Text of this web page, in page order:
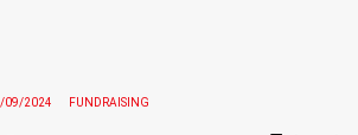
09/2024 FUNDRAISING